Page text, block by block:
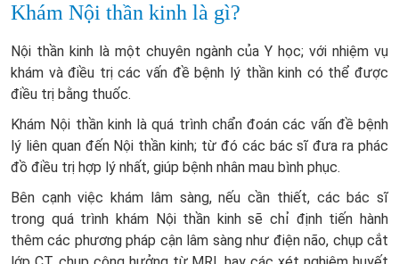
Khám Nội thần kinh là gì?
Nội thần kinh là một chuyên ngành của Y học; với nhiệm vụ
khám và điều trị các vấn đề bệnh lý thần kinh có thể được
điều trị bằng thuốc.
Khám Nội thần kinh là quá trình chẩn đoán các vấn đề bệnh
lý liên quan đến Nội thần kinh; từ đó các bác sĩ đưa ra phác
đồ điều trị hợp lý nhất, giúp bệnh nhân mau bình phục.
Bên cạnh việc khám lâm sàng, nếu cần thiết, các bác sĩ
trong quá trình khám Nội thần kinh sẽ chỉ định tiến hành
thêm các phương pháp cận lâm sàng như điện não, chụp cắt